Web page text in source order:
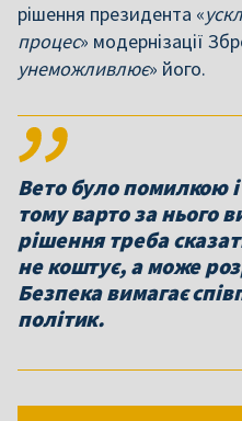
рішення президента «
процес» модернізації
унеможливлює» його.
Вето було помилкою
тому варто за нього
рішення треба
не коштує, а може
Безпека вимагає
політик.